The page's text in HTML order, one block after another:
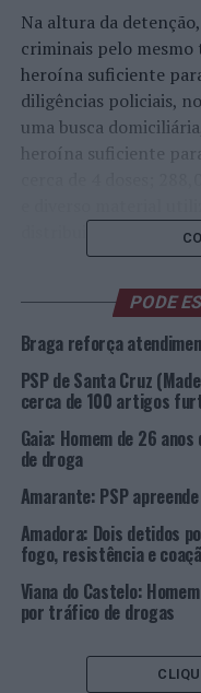
Na altura da
criminais pelo mesmo
heroína suficiente
diligências policiais,
uma busca
heroína suficiente
distribuição do
interrogatório judicial
de Guimarães para
Ontem, pelas 13h45,
Agrolongo, no
de visibilidade, foi
anos de idade, pelo
No momento da
encontrava-se na
de 27 doses, que lhe
Foto: PSP.
TÓPICOS RELACIONADOS:
VILA
PODE
Braga reforça
PSP de Santa Cruz
cerca de 100 artigos
Gaia: Homem de 26
de droga
Amarante: PSP
Amadora: Dois detidos
fogo, resistência e
Viana do Castelo:
por tráfico de drogas